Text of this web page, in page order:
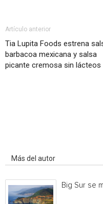
Artículo anterior
Tia Lupita Foods estrena
barbacoa mexicana y salsa
picante cremosa sin lácteos
Más del autor
Big Sur se